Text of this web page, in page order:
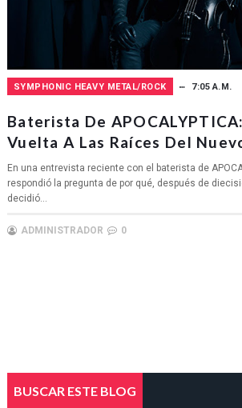
SYMPHONIC HEAVY METAL/ROCK 7:05 A.M.
Baterista De
Vuelta A Las Raíces Del
En una entrevista reciente con el baterista de
respondió la pregunta de por qué, después de
decidió...
ADMINISTRADOR 0
BUSCAR ESTE BLOG